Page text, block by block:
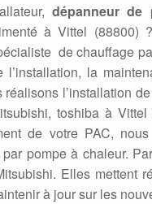
dépanneur de
à Vittel (88800)
de chauffage
l’installation, la
l’installation
toshiba à
de votre PAC,
pompe à chaleur.
Elles mettent
à jour sur les